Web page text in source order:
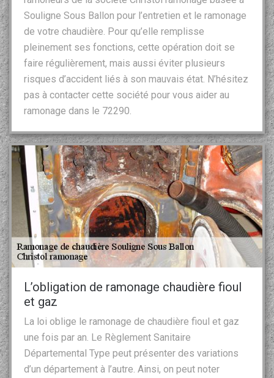
Souligne Sous Ballon pour l’entretien et le ramonage
de votre chaudière. Pour qu’elle remplisse
pleinement ses fonctions, cette opération doit se
faire régulièrement, mais aussi éviter plusieurs
risques d’accident liés à son mauvais état. N’hésitez
pas à contacter cette société pour vous aider au
ramonage dans le 72290.
L’obligation de ramonage chaudière fioul
et gaz
La loi oblige le ramonage de chaudière fioul et gaz
une fois par an. Le Règlement Sanitaire
Départemental Type peut présenter des variations
d’un département à l’autre. Ainsi, on peut noter